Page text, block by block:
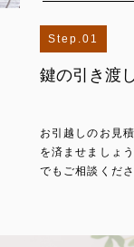
1
鍵の引き渡
お引越しのお見
を済ませましょ
でもご相談くださ